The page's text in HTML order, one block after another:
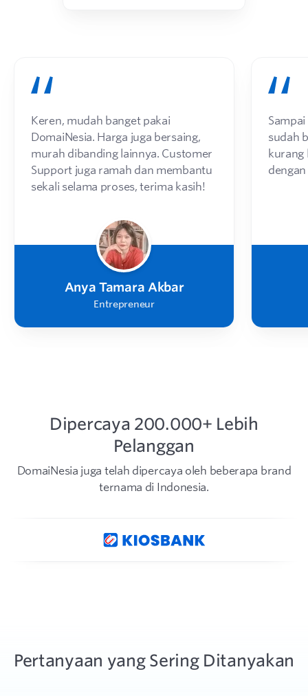
Keren, mudah banget pakai
DomaiNesia. Harga juga bersaing,
murah dibanding lainnya. Customer
Support juga ramah dan membantu
sekali selama proses, terima kasih!
Anya Tamara Akbar
Entrepreneur
sudah
kurang
Dipercaya 200.000+ Lebih
Pelanggan
DomaiNesia juga telah dipercaya oleh beberapa brand
ternama di Indonesia.
Pertanyaan yang Sering Ditanyakan